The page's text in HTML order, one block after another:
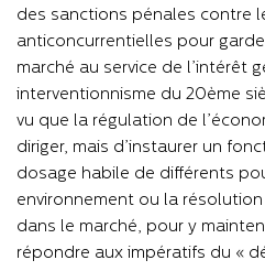
des sanctions pénales contre
anticoncurrentielles pour
marché au service de l’intérêt
interventionnisme du 20ème
vu que la régulation de
diriger, mais d’instaurer un
dosage habile de différents
environnement ou la résolution
dans le marché, pour y
répondre aux impératifs du «